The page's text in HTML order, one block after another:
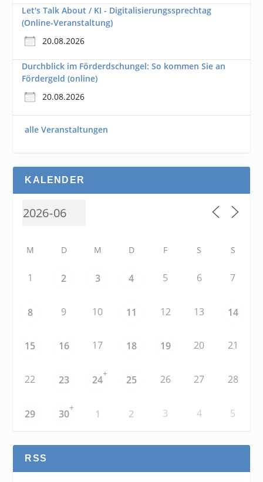
Let's Talk About / KI - Digitalisierungssprechtag
(Online-Veranstaltung)
20.08.2026
Durchblick im Förderdschungel: So kommen Sie an
Fördergeld (online)
20.08.2026
alle Veranstaltungen
KALENDER
M D M D F S S
1 2 3 4 5 6 7
8 9 10 11 12 13 14
15 16 17 18 19 20 21
22 23 24
+
25 26 27 28
29 30
+
1 2 3 4 5
RSS